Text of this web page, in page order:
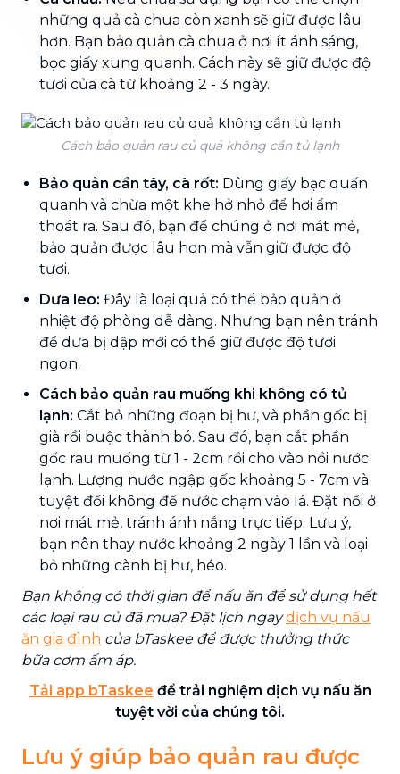
những quả cà chua còn xanh sẽ giữ được lâu
hơn. Bạn bảo quản cà chua ở nơi ít ánh sáng,
bọc giấy xung quanh. Cách này sẽ giữ được độ
tươi của cà từ khoảng 2 - 3 ngày.
Cách bảo quản rau củ quả không cần tủ lạnh
Bảo quản cần tây, cà rốt: Dùng giấy bạc quấn
quanh và chừa một khe hở nhỏ để hơi ẩm
thoát ra. Sau đó, bạn để chúng ở nơi mát mẻ,
bảo quản được lâu hơn mà vẫn giữ được độ
tươi.
Dưa leo: Đây là loại quả có thể bảo quản ở
nhiệt độ phòng dễ dàng. Nhưng bạn nên tránh
để dưa bị dập mới có thể giữ được độ tươi
ngon.
Cách bảo quản rau muống khi không có tủ
lạnh: Cắt bỏ những đoạn bị hư, và phần gốc bị
già rồi buộc thành bó. Sau đó, bạn cắt phần
gốc rau muống từ 1 - 2cm rồi cho vào nồi nước
lạnh. Lượng nước ngập gốc khoảng 5 - 7cm và
tuyệt đối không để nước chạm vào lá. Đặt nồi ở
nơi mát mẻ, tránh ánh nắng trực tiếp. Lưu ý,
bạn nên thay nước khoảng 2 ngày 1 lần và loại
bỏ những cành bị hư, héo.
Bạn không có thời gian để nấu ăn để sử dụng hết
các loại rau củ đã mua? Đặt lịch ngaydịch vụ nấu
ăn gia đình của bTaskee để được thưởng thức
bữa cơm ấm áp.
Tải app bTaskee để trải nghiệm dịch vụ nấu ăn
tuyệt vời của chúng tôi.
Lưu ý giúp bảo quản rau được